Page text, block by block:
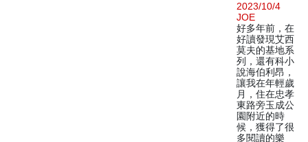
2023/10/4
JOE
好多年前，在
好讀發現艾西
莫夫的基地系
列，還有科小
說海伯利昂，
讓我在年輕歲
月，住在忠孝
東路旁玉成公
園附近的時
候，獲得了很
多閱讀的樂